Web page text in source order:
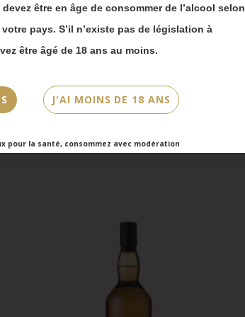
être en âge de consommer de l’alcool selon
pays. S’il n’existe pas de législation à
être âgé de 18 ans au moins.
J'AI MOINS DE 18 ANS
pour la santé, consommez avec modération
:
à partir du 31 août.
seront disponibles à partir du 4